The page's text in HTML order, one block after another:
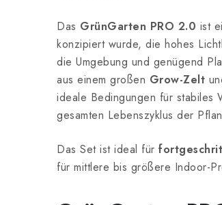
Das GrünGarten PRO 2.0 ist
konzipiert wurde, die hohes
die Umgebung und genügend
aus einem großen Grow-Zelt
ideale Bedingungen für stabiles
gesamten Lebenszyklus der
Das Set ist ideal für
für mittlere bis größere Indoor-